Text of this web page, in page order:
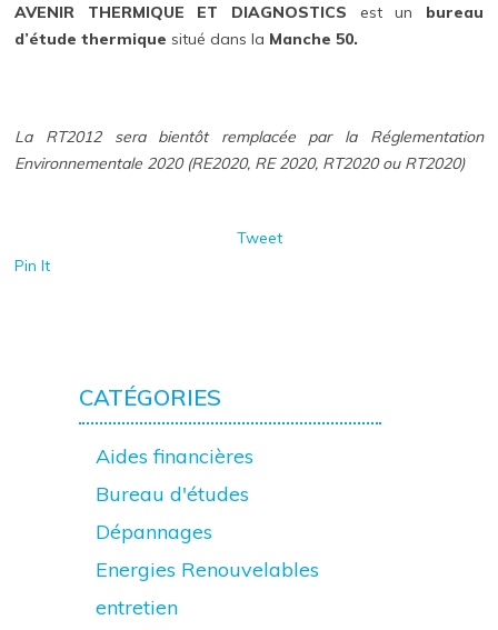
AVENIR THERMIQUE ET DIAGNOSTICS est un bureau
d’étude thermique situé dans la Manche 50.
La RT2012 sera bientôt remplacée par la Réglementation
Environnementale 2020 (RE2020, RE 2020, RT2020 ou RT2020)
Tweet
Pin It
CATÉGORIES
Aides financières
Bureau d'études
Dépannages
Energies Renouvelables
entretien